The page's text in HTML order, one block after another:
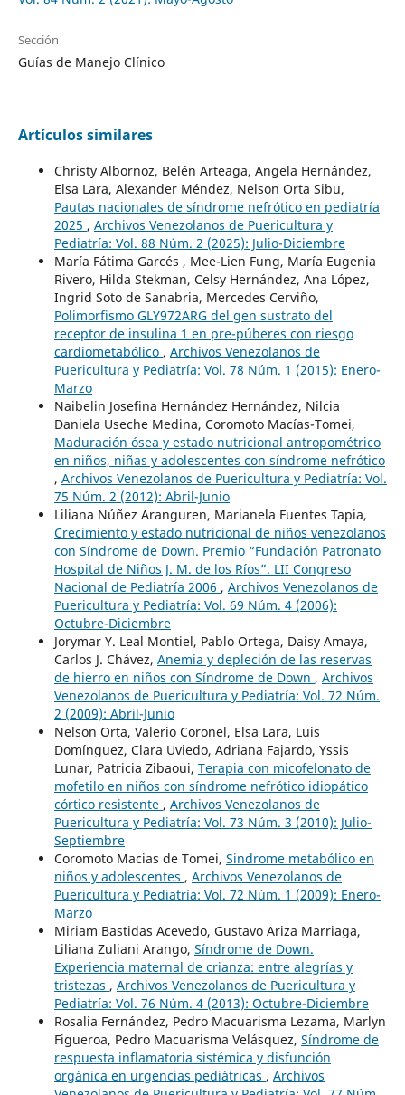
Sección
Guías de Manejo Clínico
Artículos similares
Christy Albornoz, Belén Arteaga, Angela Hernández,
Elsa Lara, Alexander Méndez, Nelson Orta Sibu,
Pautas nacionales de síndrome nefrótico en pediatría
2025 , Archivos Venezolanos de Puericultura y
Pediatría: Vol. 88 Núm. 2 (2025): Julio-Diciembre
María Fátima Garcés , Mee-Lien Fung, María Eugenia
Rivero, Hilda Stekman, Celsy Hernández, Ana López,
Ingrid Soto de Sanabria, Mercedes Cerviño,
Polimorfismo GLY972ARG del gen sustrato del
receptor de insulina 1 en pre-púberes con riesgo
cardiometabólico , Archivos Venezolanos de
Puericultura y Pediatría: Vol. 78 Núm. 1 (2015): Enero-
Marzo
Naibelin Josefina Hernández Hernández, Nilcia
Daniela Useche Medina, Coromoto Macías-Tomei,
Maduración ósea y estado nutricional antropométrico
en niños, niñas y adolescentes con síndrome nefrótico
, Archivos Venezolanos de Puericultura y Pediatría: Vol.
75 Núm. 2 (2012): Abril-Junio
Liliana Núñez Aranguren, Marianela Fuentes Tapia,
Crecimiento y estado nutricional de niños venezolanos
con Síndrome de Down. Premio “Fundación Patronato
Hospital de Niños J. M. de los Ríos”. LII Congreso
Nacional de Pediatría 2006 , Archivos Venezolanos de
Puericultura y Pediatría: Vol. 69 Núm. 4 (2006):
Octubre-Diciembre
Jorymar Y. Leal Montiel, Pablo Ortega, Daisy Amaya,
Carlos J. Chávez, Anemia y depleción de las reservas
de hierro en niños con Síndrome de Down , Archivos
Venezolanos de Puericultura y Pediatría: Vol. 72 Núm.
2 (2009): Abril-Junio
Nelson Orta, Valerio Coronel, Elsa Lara, Luis
Domínguez, Clara Uviedo, Adriana Fajardo, Yssis
Lunar, Patricia Zibaoui, Terapia con micofelonato de
mofetilo en niños con síndrome nefrótico idiopático
córtico resistente , Archivos Venezolanos de
Puericultura y Pediatría: Vol. 73 Núm. 3 (2010): Julio-
Septiembre
Coromoto Macias de Tomei, Sindrome metabólico en
niños y adolescentes , Archivos Venezolanos de
Puericultura y Pediatría: Vol. 72 Núm. 1 (2009): Enero-
Marzo
Miriam Bastidas Acevedo, Gustavo Ariza Marriaga,
Liliana Zuliani Arango, Síndrome de Down.
Experiencia maternal de crianza: entre alegrías y
tristezas , Archivos Venezolanos de Puericultura y
Pediatría: Vol. 76 Núm. 4 (2013): Octubre-Diciembre
Rosalia Fernández, Pedro Macuarisma Lezama, Marlyn
Figueroa, Pedro Macuarisma Velásquez, Síndrome de
respuesta inflamatoria sistémica y disfunción
orgánica en urgencias pediátricas , Archivos